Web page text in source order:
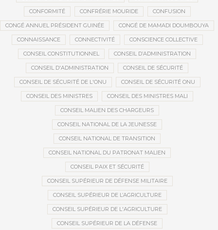
CONFORMITÉ CONFRÉRIE MOURIDE CONFUSION
CONGÉ ANNUEL PRÉSIDENT GUINÉE CONGÉ DE MAMADI DOUMBOUYA
CONNAISSANCE CONNECTIVITÉ CONSCIENCE COLLECTIVE
CONSEIL CONSTITUTIONNEL CONSEIL D’ADMINISTRATION
CONSEIL D'ADMINISTRATION CONSEIL DE SÉCURITÉ
CONSEIL DE SÉCURITÉ DE L'ONU CONSEIL DE SÉCURITÉ ONU
CONSEIL DES MINISTRES CONSEIL DES MINISTRES MALI
CONSEIL MALIEN DES CHARGEURS
CONSEIL NATIONAL DE LA JEUNESSE
CONSEIL NATIONAL DE TRANSITION
CONSEIL NATIONAL DU PATRONAT MALIEN
CONSEIL PAIX ET SÉCURITÉ
CONSEIL SUPÉRIEUR DE DÉFENSE MILITAIRE
CONSEIL SUPÉRIEUR DE L’AGRICULTURE
CONSEIL SUPÉRIEUR DE L'AGRICULTURE
CONSEIL SUPÉRIEUR DE LA DÉFENSE